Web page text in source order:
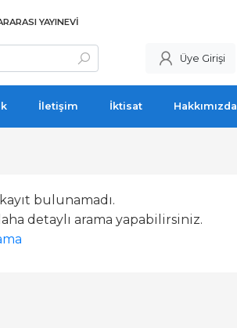
YAYINEVI
Üye Girişi
İletişim İktisat Hakkımızda
bulunamadı.
detaylı arama yapabilirsiniz.